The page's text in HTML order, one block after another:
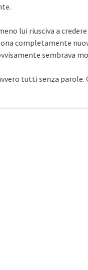
lui riusciva a credere
completamente
sembrava
tutti senza parole.